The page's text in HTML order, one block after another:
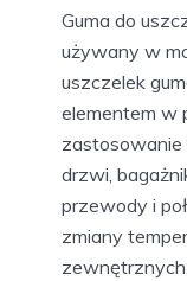
Guma do
używany w
uszczelek
elementem w
zastosowanie
drzwi,
przewody i
zmiany